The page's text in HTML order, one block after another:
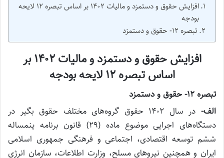
افزایش حقوق و دستمزد و مالیات ۱۴۰۲ بر اساس تبصره ۱۲‌ لایحه
بودجه
تبصره ۱۲‌- حقوق و دستمزد
افزایش حقوق و دستمزد و مالیات ۱۴۰۲ بر
اساس تبصره ۱۲‌ لایحه بودجه
تبصره ۱۲‌- حقوق و دستمزد
الف‌-
در سال ۱۴۰۲ حقوق گروه‌های مختلف حقوق بگیر در
دستگاه‌های اجرایی موضوع ماده (۲۹) قانون برنامه پنمساله
ششم توسعه اقتصادی، اجتماعی و فرهنگی جمهوری اسلامی
ایران و همچنین نیرو‌های مسلح، وزارت اطلاعات، سازمان انرژی